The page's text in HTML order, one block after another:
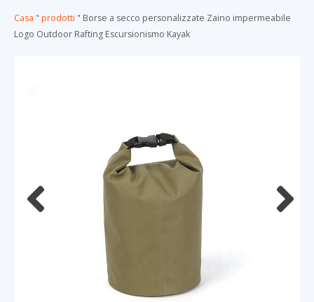
Casa " prodotti " Borse a secco personalizzate Zaino impermeabile
Logo Outdoor Rafting Escursionismo Kayak